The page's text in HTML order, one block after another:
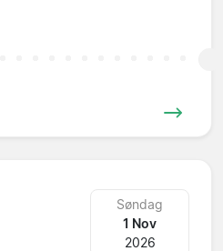
Søndag
1 Nov
2026